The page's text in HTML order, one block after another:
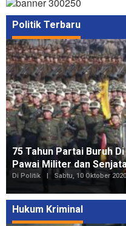
Politik Terbaru
75 Tahun Partai Buruh
Pawai Militer dan
Di Politik | Sabtu, 10 Oktober 2020
Hukum Kriminal